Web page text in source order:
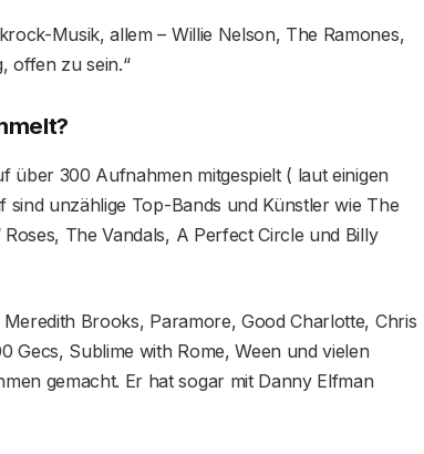
Musik, allem – Willie Nelson, The Ramones,
offen zu sein.“
über 300 Aufnahmen mitgespielt ( laut einigen
sind unzählige Top-Bands und Künstler wie The
The Vandals, A Perfect Circle und Billy
Brooks, Paramore, Good Charlotte, Chris
Gecs, Sublime with Rome, Ween und vielen
gemacht. Er hat sogar mit Danny Elfman